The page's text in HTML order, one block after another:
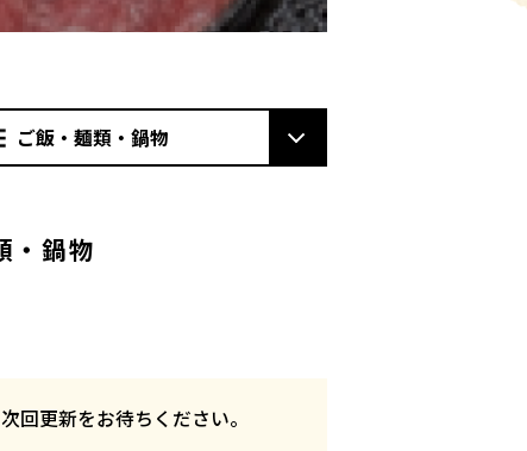
ご飯・麺類・鍋物
・鍋物
更新をお待ちください。